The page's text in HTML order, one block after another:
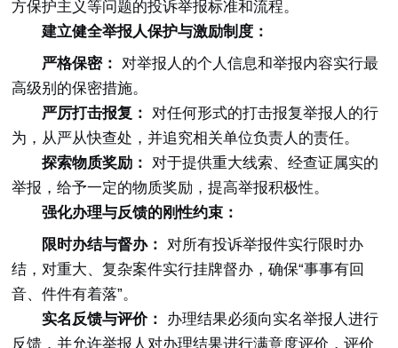
方保护主义等问题的投诉举报标准和流程。
建立健全举报人保护与激励制度：
严格保密： 对举报人的个人信息和举报内容实行最
高级别的保密措施。
严厉打击报复： 对任何形式的打击报复举报人的行
为，从严从快查处，并追究相关单位负责人的责任。
探索物质奖励： 对于提供重大线索、经查证属实的
举报，给予一定的物质奖励，提高举报积极性。
强化办理与反馈的刚性约束：
限时办结与督办： 对所有投诉举报件实行限时办
结，对重大、复杂案件实行挂牌督办，确保“事事有回
音、件件有着落”。
实名反馈与评价：
办理结果必须向实名举报人进行
反馈，并允许举报人对办理结果进行满意度评价，评价